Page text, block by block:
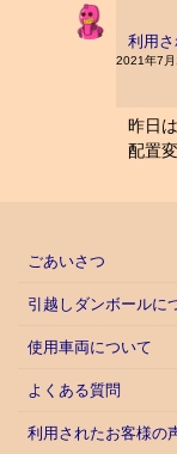
利用
2021年7月
昨日
配置
ごあいさつ
引越しダンボールに
使用車両について
よくある質問
利用されたお客様の